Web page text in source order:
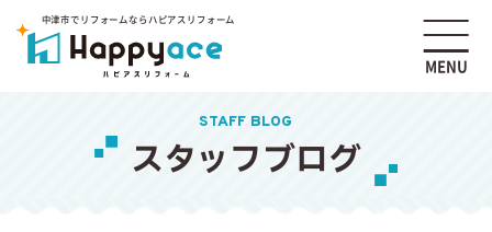
中津市でリフォームならハピアスリフォーム
MENU
STAFF BLOG
スタッフブログ